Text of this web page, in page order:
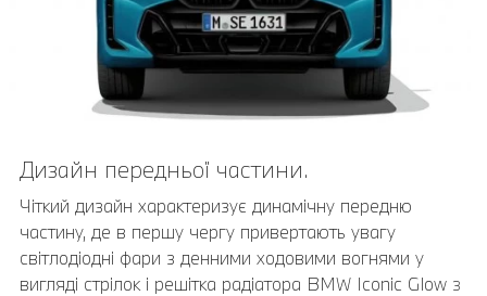
Дизайн передньої частини.
Чіткий дизайн характеризує динамічну передню
частину, де в першу чергу привертають увагу
світлодіодні фари з денними ходовими вогнями у
вигляді стрілок і решітка радіатора BMW Iconic Glow з